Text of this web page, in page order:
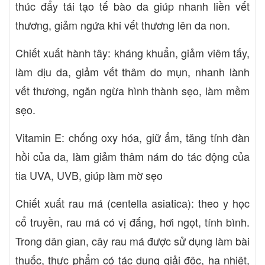
sản phẩm: tiêu chuẩn nhà sản xuất Điều kiện bảo quản: Để nơi
khô ráo, bảo quản ở nhiệt độ phòng, tránh ánh sang trực tiếp.
Hạn dùng: 36 tháng Nhà sản xuất: công ty TNHH Đại Bắc
thúc đẩy tái tạo tế bào da giúp nhanh liền vết
thương, giảm ngứa khi vết thương lên da non.
Chiết xuất hành tây: kháng khuẩn, giảm viêm tấy,
làm dịu da, giảm vết thâm do mụn, nhanh lành
vết thương, ngăn ngừa hình thành sẹo, làm mềm
sẹo.
Vitamin E: chống oxy hóa, giữ ẩm, tăng tính đàn
hồi của da, làm giảm thâm nám do tác động của
tia UVA, UVB, giúp làm mờ sẹo
Chiết xuất rau má (centella asiatica): theo y học
cổ truyền, rau má có vị đắng, hơi ngọt, tính bình.
Trong dân gian, cây rau má được sử dụng làm bài
thuốc, thực phẩm có tác dụng giải độc, hạ nhiệt,